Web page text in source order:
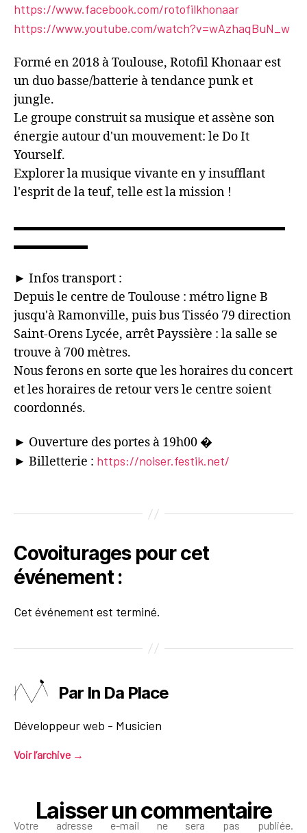
https://www.facebook.com/rotofilkhonaar
https://www.youtube.com/watch?v=wAzhaqBuN_w
Formé en 2018 à Toulouse, Rotofil Khonaar est
un duo basse/batterie à tendance punk et
jungle.
Le groupe construit sa musique et assène son
énergie autour d'un mouvement: le Do It
Yourself.
Explorer la musique vivante en y insufflant
l'esprit de la teuf, telle est la mission !
▬▬▬▬▬▬▬▬▬▬▬▬▬▬▬▬▬▬▬▬▬▬
▬▬▬▬▬▬
► Infos transport :
Depuis le centre de Toulouse : métro ligne B
jusqu'à Ramonville, puis bus Tisséo 79 direction
Saint-Orens Lycée, arrêt Payssière : la salle se
trouve à 700 mètres.
Nous ferons en sorte que les horaires du concert
et les horaires de retour vers le centre soient
coordonnés.
► Ouverture des portes à 19h00 �
► Billetterie : https://noiser.festik.net/
Covoiturages pour cet
événement :
Cet événement est terminé.
Par In Da Place
Développeur web - Musicien
Voir l’archive →
Laisser un commentaire
Votre adresse e-mail ne sera pas publiée.